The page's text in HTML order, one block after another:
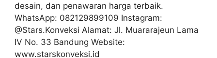
desain, dan penawaran harga terbaik.
WhatsApp: 082129899109 Instagram:
@Stars.Konveksi Alamat: Jl. Muararajeun Lama
IV No. 33 Bandung Website:
www.starskonveksi.id